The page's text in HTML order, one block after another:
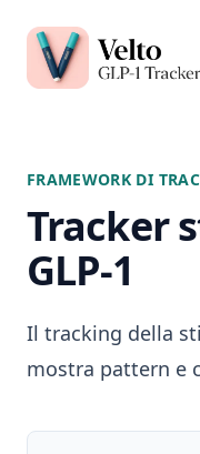
Velto GLP-1 Tracker
FRAMEWORK DI
Tracker
GLP-1
Il tracking della
mostra pattern e